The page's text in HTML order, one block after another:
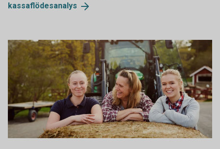
kassaflödesanalys